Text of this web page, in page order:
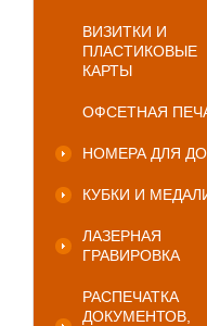
ВИЗИТКИ И
ПЛАСТИКОВЫЕ
КАРТЫ
ОФСЕТНАЯ
НОМЕРА ДЛЯ
КУБКИ И
ЛАЗЕРНАЯ
ГРАВИРОВКА
РАСПЕЧАТКА
ДОКУМЕНТОВ,